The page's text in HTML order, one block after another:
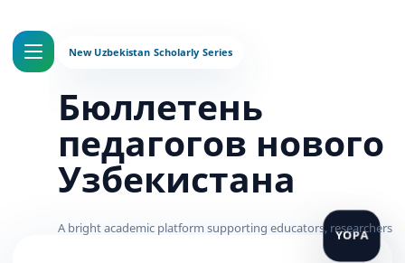
Бюллетень
педагогов нового
Узбекистана